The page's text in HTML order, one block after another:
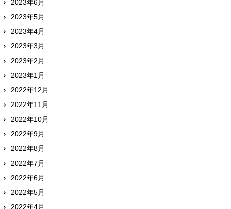
2023年6月
2023年5月
2023年4月
2023年3月
2023年2月
2023年1月
2022年12月
2022年11月
2022年10月
2022年9月
2022年8月
2022年7月
2022年6月
2022年5月
2022年4月